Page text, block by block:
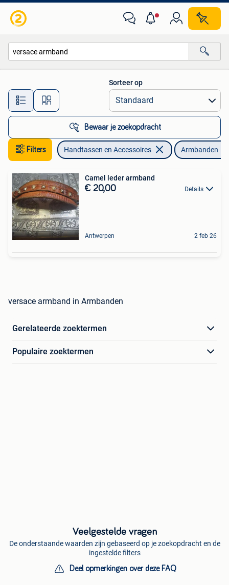
Alle afstanden…
Sorteer op
Bewaar je zoekopdracht
Filters Handtassen en Accessoires Armbanden
Camel leder armband
€ 20,00 Details
Antwerpen 2 feb 26
versace armband in Armbanden
Gerelateerde zoektermen
Populaire zoektermen
Veelgestelde vragen
De onderstaande waarden zijn gebaseerd op je zoekopdracht en de
ingestelde filters
Deel opmerkingen over deze FAQ